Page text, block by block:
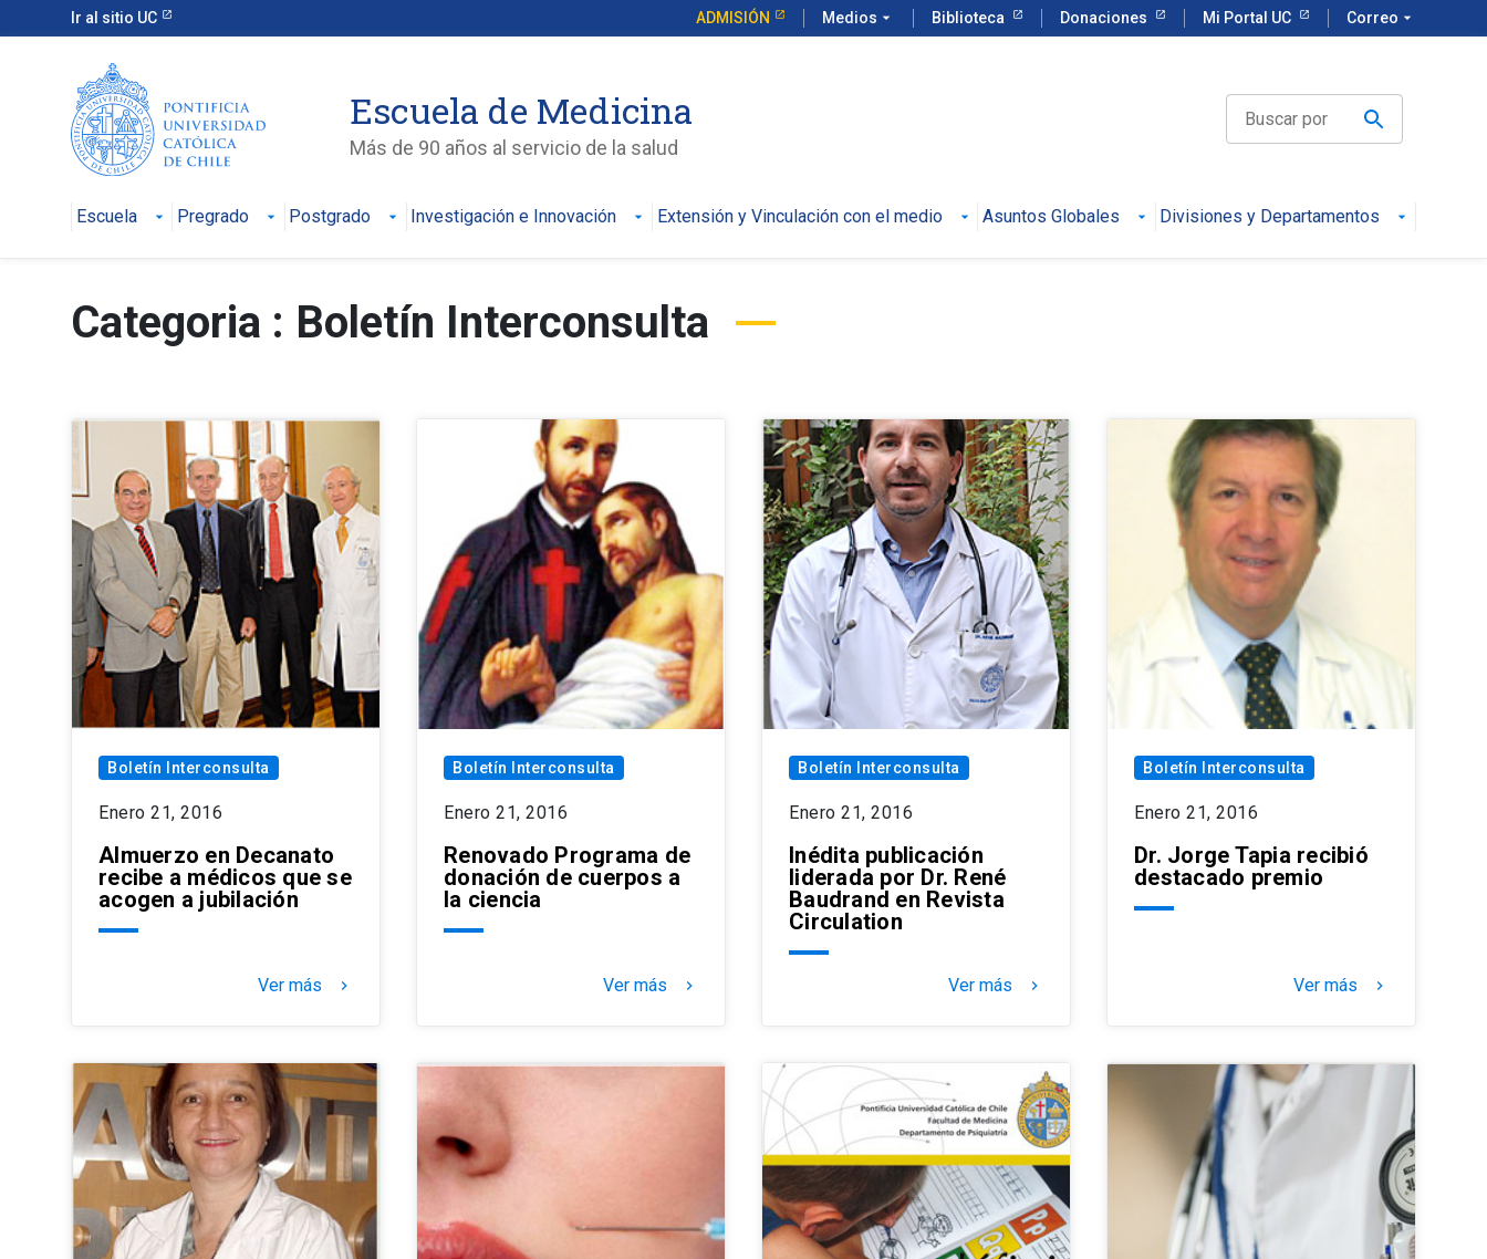
Ir al sitio UC ADMISIÓN Medios arrow_drop_down Biblioteca Donaciones Mi Portal UC Correo arrow_drop_down
Escuela de Medicina
Más de 90 años al servicio de la salud
Escuela Pregrado Postgrado Investigación e Innovación Extensión y Vinculación con el medio Asuntos Globales Divisiones y Departamentos
Categoria : Boletín Interconsulta
Boletín Interconsulta
Enero 21, 2016
Almuerzo en Decanato
recibe a médicos que se
acogen a jubilación
Ver más keyboard_arrow_right
Boletín Interconsulta
Enero 21, 2016
Renovado Programa de
donación de cuerpos a
la ciencia
Ver más keyboard_arrow_right
Boletín Interconsulta
Enero 21, 2016
Inédita publicación
liderada por Dr. René
Baudrand en Revista
Circulation
Ver más keyboard_arrow_right
Boletín Interconsulta
Enero 21, 2016
Dr. Jorge Tapia recibió
destacado premio
Ver más keyboard_arrow_right